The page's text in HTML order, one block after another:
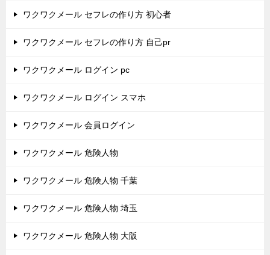
ワクワクメール セフレの作り方 初心者
ワクワクメール セフレの作り方 自己pr
ワクワクメール ログイン pc
ワクワクメール ログイン スマホ
ワクワクメール 会員ログイン
ワクワクメール 危険人物
ワクワクメール 危険人物 千葉
ワクワクメール 危険人物 埼玉
ワクワクメール 危険人物 大阪